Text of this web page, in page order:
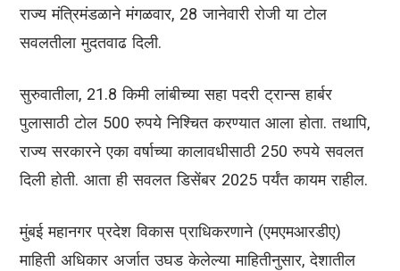
राज्य मंत्रिमंडळाने मंगळवार, 28 जानेवारी रोजी या टोल
सवलतीला मुदतवाढ दिली.
सुरुवातीला, 21.8 किमी लांबीच्या सहा पदरी ट्रान्स हार्बर
पुलासाठी टोल 500 रुपये निश्चित करण्यात आला होता. तथापि,
राज्य सरकारने एका वर्षाच्या कालावधीसाठी 250 रुपये सवलत
दिली होती. आता ही सवलत डिसेंबर 2025 पर्यंत कायम राहील.
मुंबई महानगर प्रदेश विकास प्राधिकरणाने (एमएमआरडीए)
माहिती अधिकार अर्जात उघड केलेल्या माहितीनुसार, देशातील